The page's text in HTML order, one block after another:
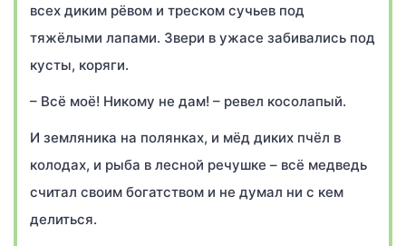
всех диким рёвом и треском сучьев под
тяжёлыми лапами. Звери в ужасе забивались под
кусты, коряги.
– Всё моё! Никому не дам! – ревел косолапый.
И земляника на полянках, и мёд диких пчёл в
колодах, и рыба в лесной речушке – всё медведь
считал своим богатством и не думал ни с кем
делиться.